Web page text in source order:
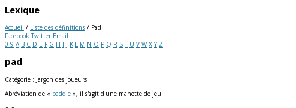
Lexique
Accueil / Liste des définitions / Pad
Facebook Twitter Email
0-9 A B C D E F G H I J K L M N O P Q R S T U V W X Y Z
pad
Catégorie : Jargon des joueurs
Abréviation de « paddle », il s'agit d'une manette de jeu.